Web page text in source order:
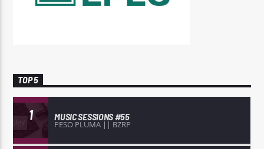
TOP 5
1 MUSIC SESSIONS #55
PESO PLUMA || BZRP